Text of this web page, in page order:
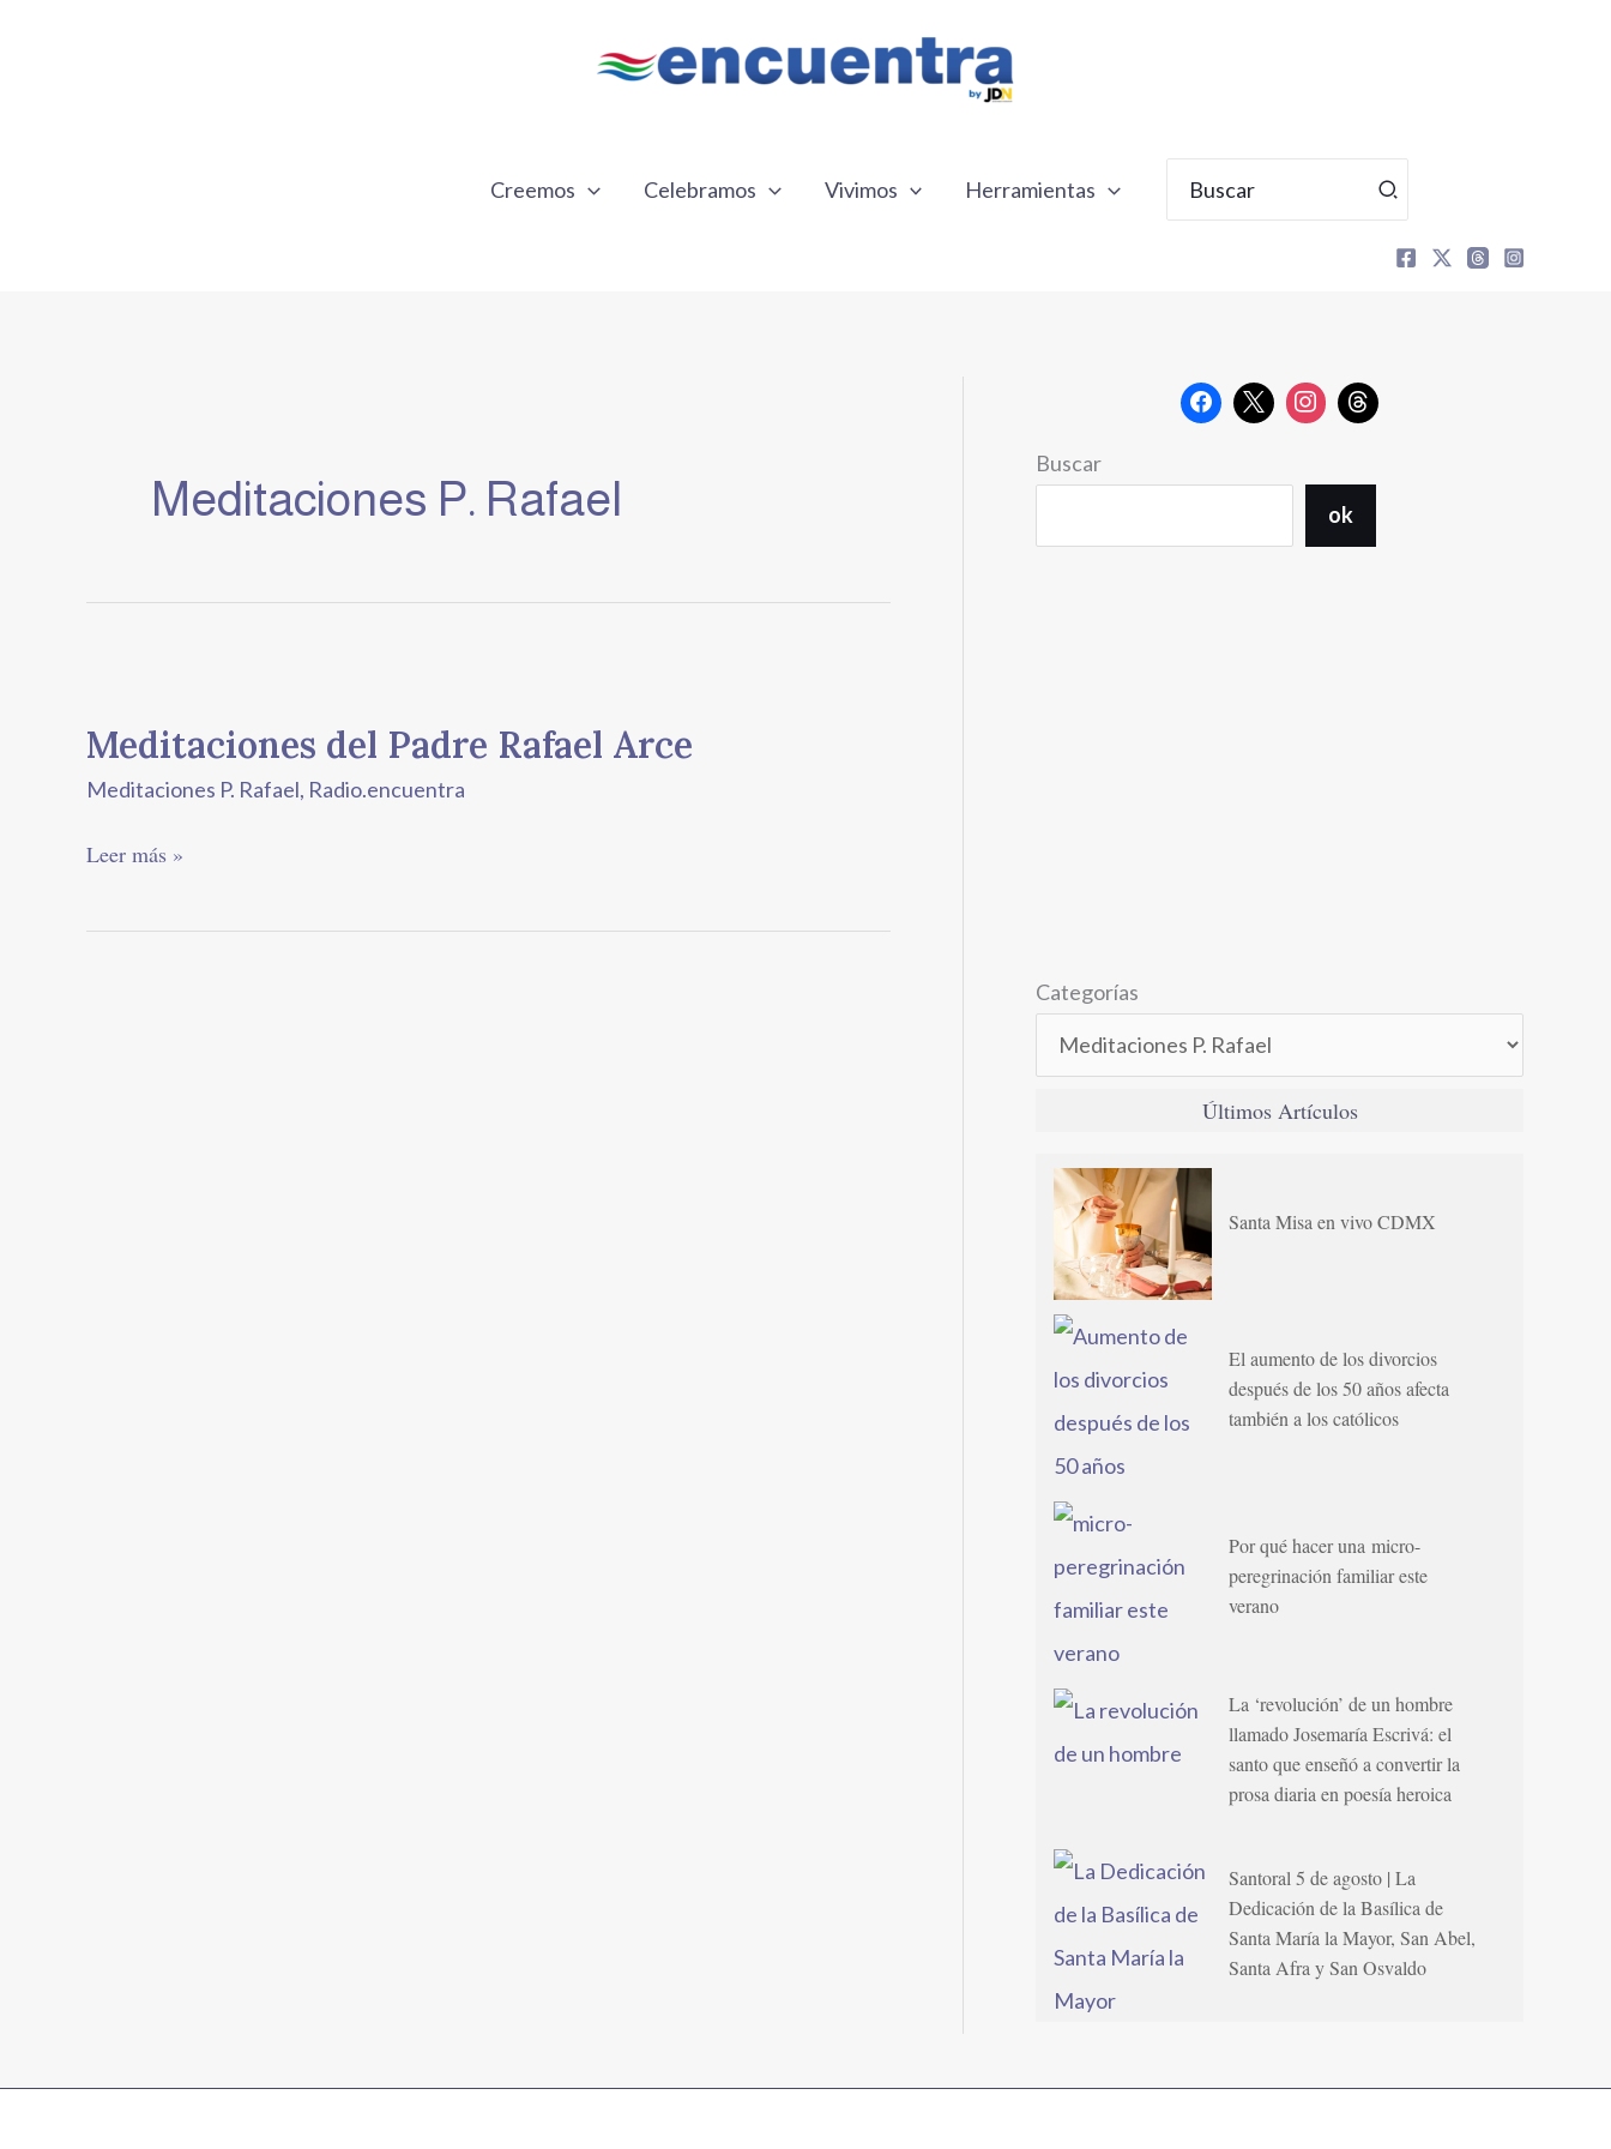
Creemos Celebramos Vivimos Herramientas
por:
Meditaciones P. Rafael
Meditaciones del Padre Rafael Arce
Meditaciones P. Rafael, Radio.encuentra
Padre
Arce
Leer más »
Buscar
ok
Categorías
Últimos Artículos
Santa Misa en vivo CDMX
El aumento de los divorcios
después de los 50 años afecta
también a los católicos
Por qué hacer una micro-
peregrinación familiar este
verano
La ‘revolución’ de un hombre
llamado Josemaría Escrivá: el
santo que enseñó a convertir la
prosa diaria en poesía heroica
Santoral 5 de agosto | La
Dedicación de la Basílica de
Santa María la Mayor, San Abel,
Santa Afra y San Osvaldo